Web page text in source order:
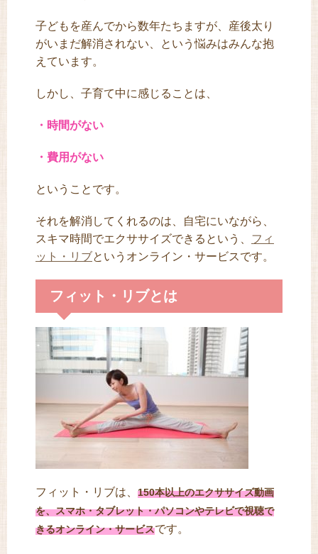
子どもを産んでから数年たちますが、産後太り
がいまだ解消されない、という悩みはみんな抱
えています。
しかし、子育て中に感じることは、
・時間がない
・費用がない
ということです。
それを解消してくれるのは、自宅にいながら、
スキマ時間でエクササイズできるという、 フィ
ット・リブというオンライン・サービスです。
フィット・リブとは
フィット・リブは、 150本以上のエクササイズ動画
を、スマホ・タブレット・パソコンやテレビで視聴で
きるオンライン・サービスです。